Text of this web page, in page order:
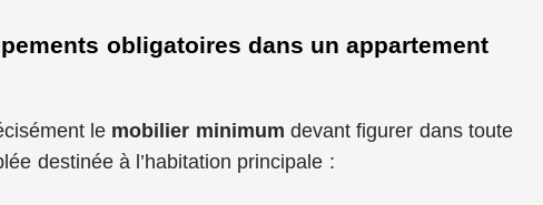
obligatoires dans un appartement
le mobilier minimum devant figurer dans toute
destinée à l’habitation principale :